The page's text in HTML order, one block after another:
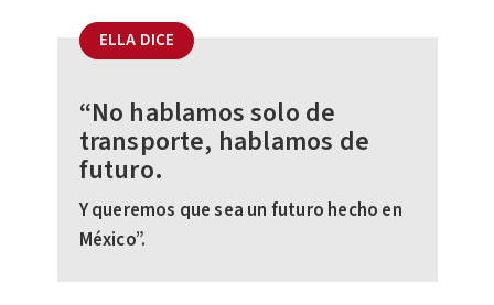
ELLA DICE
“No hablamos solo de
transporte, hablamos de
futuro.
Y queremos que sea un futuro hecho en
México”.